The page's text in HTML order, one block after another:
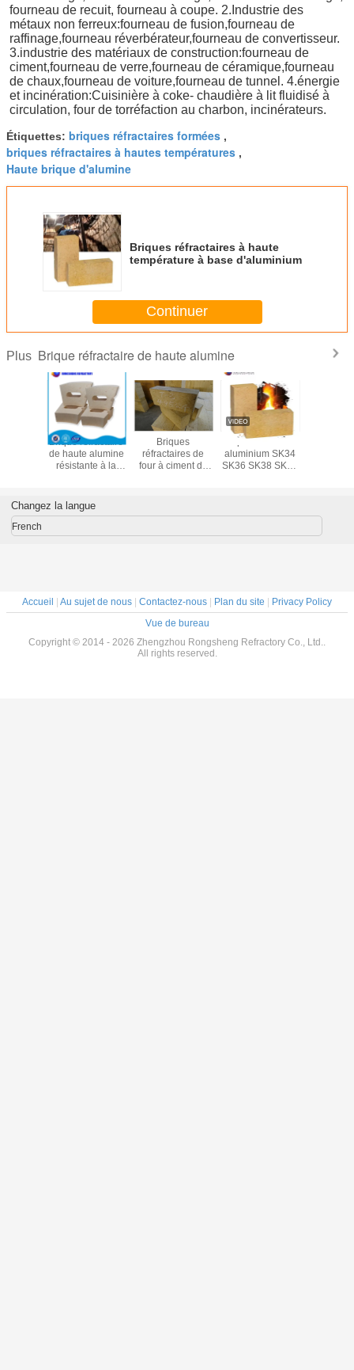
fourneau de recuit, fourneau à coupe. 2.Industrie des
métaux non ferreux:fourneau de fusion,fourneau de
raffinage,fourneau réverbérateur,fourneau de convertisseur.
3.industrie des matériaux de construction:fourneau de
ciment,fourneau de verre,fourneau de céramique,fourneau
de chaux,fourneau de voiture,fourneau de tunnel. 4.énergie
et incinération:Cuisinière à coke- chaudière à lit fluidisé à
circulation, four de torréfaction au charbon, incinérateurs.
Étiquettes: briques réfractaires formées ,
briques réfractaires à hautes températures ,
Haute brique d'alumine
Briques réfractaires à haute
température à base d'aluminium
Continuer
Plus Brique réfractaire de haute alumine
Brique réfractaire
de haute alumine
résistante à la
Briques
réfractaires de
four à ciment de
Briques de feu en
aluminium SK34
SK36 SK38 SK40
aluminium pour
Changez la langue
French
Accueil | Au sujet de nous | Contactez-nous | Plan du site | Privacy Policy
Vue de bureau
Copyright © 2014 - 2026 Zhengzhou Rongsheng Refractory Co., Ltd..
All rights reserved.